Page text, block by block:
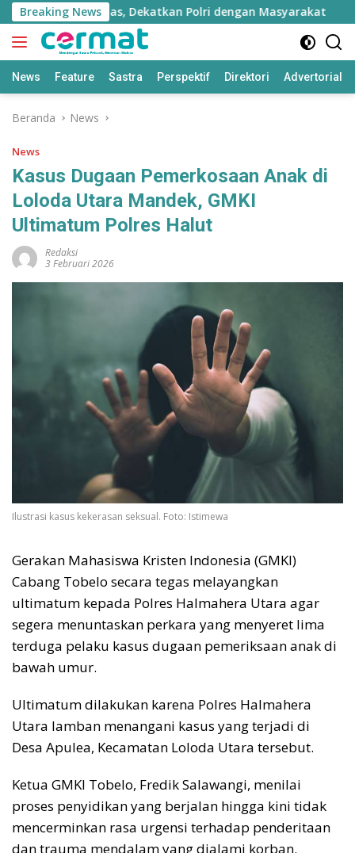
Langsung
ke
konten
Breaking News
Prioritas, Dekatkan Polri dengan Masyarakat
News Feature Sastra Perspektif Direktori Advertorial
Beranda News
News
Kasus Dugaan Pemerkosaan Anak di
Loloda Utara Mandek, GMKI
Ultimatum Polres Halut
Redaksi
3 Februari 2026
Ilustrasi kasus kekerasan seksual. Foto: Istimewa
Gerakan Mahasiswa Kristen Indonesia (GMKI)
Cabang Tobelo secara tegas melayangkan
ultimatum kepada Polres Halmahera Utara agar
segera menuntaskan perkara yang menyeret lima
terduga pelaku kasus dugaan pemeriksaan anak di
bawah umur.
Ultimatum dilakukan karena Polres Halmahera
Utara lamban menangani kasus yang terjadi di
Desa Apulea, Kecamatan Loloda Utara tersebut.
Ketua GMKI Tobelo, Fredik Salawangi, menilai
proses penyidikan yang berjalan hingga kini tidak
mencerminkan rasa urgensi terhadap penderitaan
dan trauma mendalam yang dialami korban.